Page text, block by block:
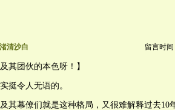
渚清沙白 留言时间
其团伙的本色呀！】
挺令人无语的。
其幕僚们就是这种格局，又很难解释过去10